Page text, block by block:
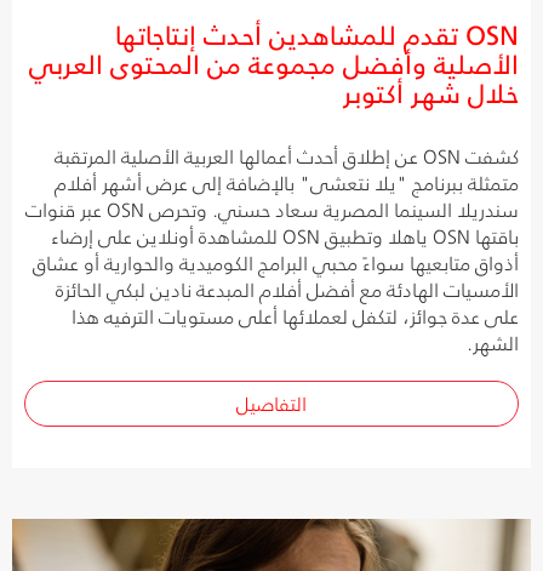
OSN تقدم للمشاهدين أحدث إنتاجاتها
الأصلية وأفضل مجموعة من المحتوى العربي
خلال شهر أكتوبر
كشفت OSN عن إطلاق أحدث أعمالها العربية الأصلية المرتقبة
متمثلة ببرنامج "يلا نتعشى" بالإضافة إلى عرض أشهر أفلام
سندريلا السينما المصرية سعاد حسني. وتحرص OSN عبر قنوات
باقتها OSN ياهلا وتطبيق OSN للمشاهدة أونلاين على إرضاء
أذواق متابعيها سواءً محبي البرامج الكوميدية والحوارية أو عشاق
الأمسيات الهادئة مع أفضل أفلام المبدعة نادين لبكي الحائزة
على عدة جوائز، لتكفل لعملائها أعلى مستويات الترفيه هذا
الشهر.
التفاصيل